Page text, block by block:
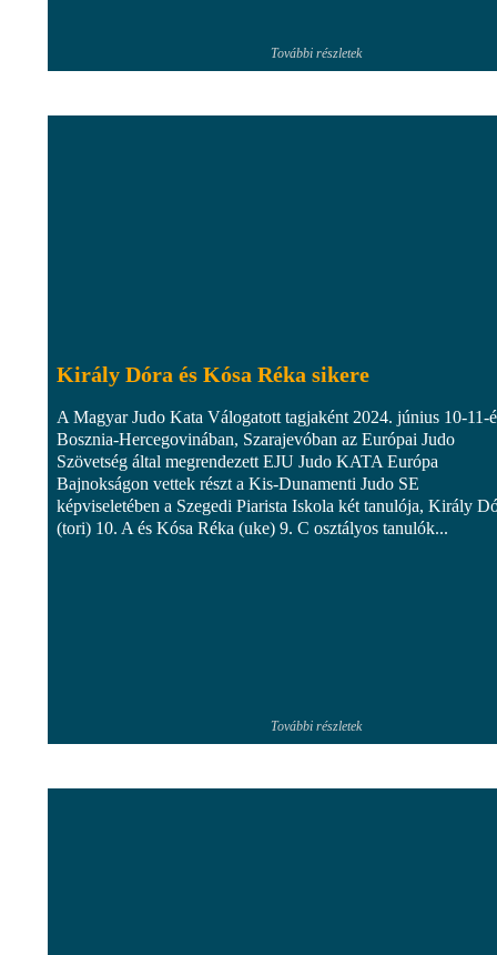
További részletek
Király Dóra és Kósa Réka sikere
A Magyar Judo Kata Válogatott tagjaként 2024. június 10-11-
Bosznia-Hercegovinában, Szarajevóban az Európai Judo
Szövetség által megrendezett EJU Judo KATA Európa
Bajnokságon vettek részt a Kis-Dunamenti Judo SE
képviseletében a Szegedi Piarista Iskola két tanulója, Király
(tori) 10. A és Kósa Réka (uke) 9. C osztályos tanulók...
További részletek